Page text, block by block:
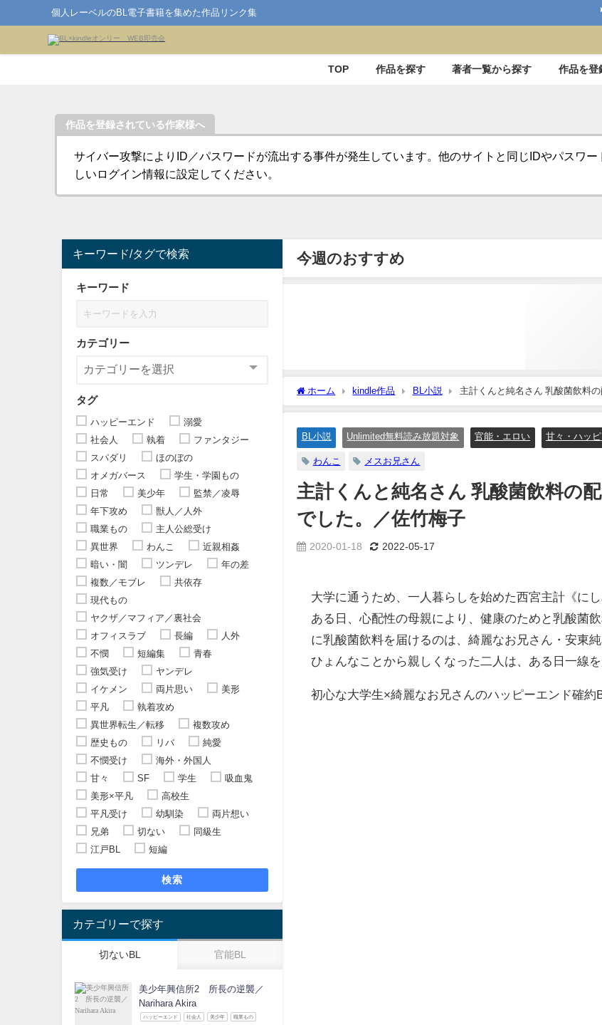
個人レーベルのBL電子書籍を集めた作品リンク集
TOP 作品を探す 著者一覧から探す 作品を登
作品を登録されている作家様へ
サイバー攻撃によりID／パスワードが流出する事件が発生しています。他のサイトと同じIDやパスワ
しいログイン情報に設定してください。
今週のおすすめ
ホーム kindle作品 BL小説 主計くんと純名さん 乳酸菌飲料
BL小説 Unlimited無料読み放題対象 官能・エロい 甘々・ハッ
わんこ メスお兄さん
主計くんと純名さん 乳酸菌飲料の
でした。／佐竹梅子
2020-01-18 2022-05-17
大学に通うため、一人暮らしを始めた西宮主計《にし
ある日、心配性の母親により、健康のためと乳酸菌
に乳酸菌飲料を届けるのは、綺麗なお兄さん・安東
ひょんなことから親しくなった二人は、ある日一線
初心な大学生×綺麗なお兄さんのハッピーエンド確
キーワード/タグで検索
キーワード
カテゴリー
タグ
ハッピーエンド
溺愛
社会人
執着
ファンタジー
スパダリ
ほのぼの
オメガバース
学生・学園もの
日常
美少年
監禁／凌辱
年下攻め
獣人／人外
職業もの
主人公総受け
異世界
わんこ
近親相姦
暗い・闇
ツンデレ
年の差
複数／モブレ
共依存
現代もの
ヤクザ／マフィア／裏社会
オフィスラブ
長編
人外
不憫
短編集
青春
強気受け
ヤンデレ
イケメン
両片思い
美形
平凡
執着攻め
異世界転生／転移
複数攻め
歴史もの
リバ
純愛
不憫受け
海外・外国人
甘々
SF 学生
吸血鬼
美形×平凡
高校生
平凡受け
幼馴染
両片想い
兄弟
切ない
同級生
江戸BL
短編
検索
カテゴリーで探す
切ないBL 官能BL
美少年興信所2 所長の逆襲／
Narihara Akira
ハッピーエンド 社会人 美少年 職業もの